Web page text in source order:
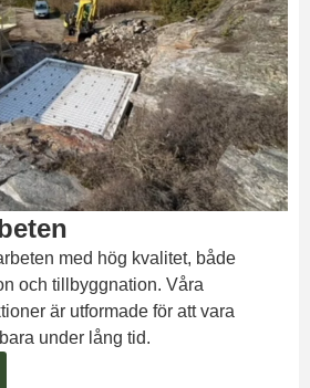
med hög kvalitet, både
och tillbyggnation. Våra
är utformade för att vara
under lång tid.